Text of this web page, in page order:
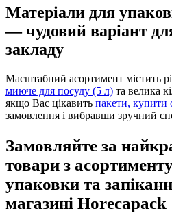
Матеріали для
— чудовий варіант
закладу
Масштабний асортимент містить
миюче для посуду (5 л) та велика
якщо Вас цікавить пакети, купити
замовлення і вибравши зручний
Замовляйте за
товари з
упаковки та
магазині Horecapack